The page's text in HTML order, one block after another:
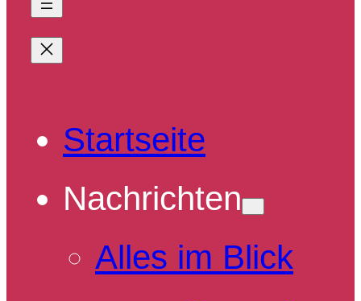
Startseite
Nachrichten
Alles im Blick